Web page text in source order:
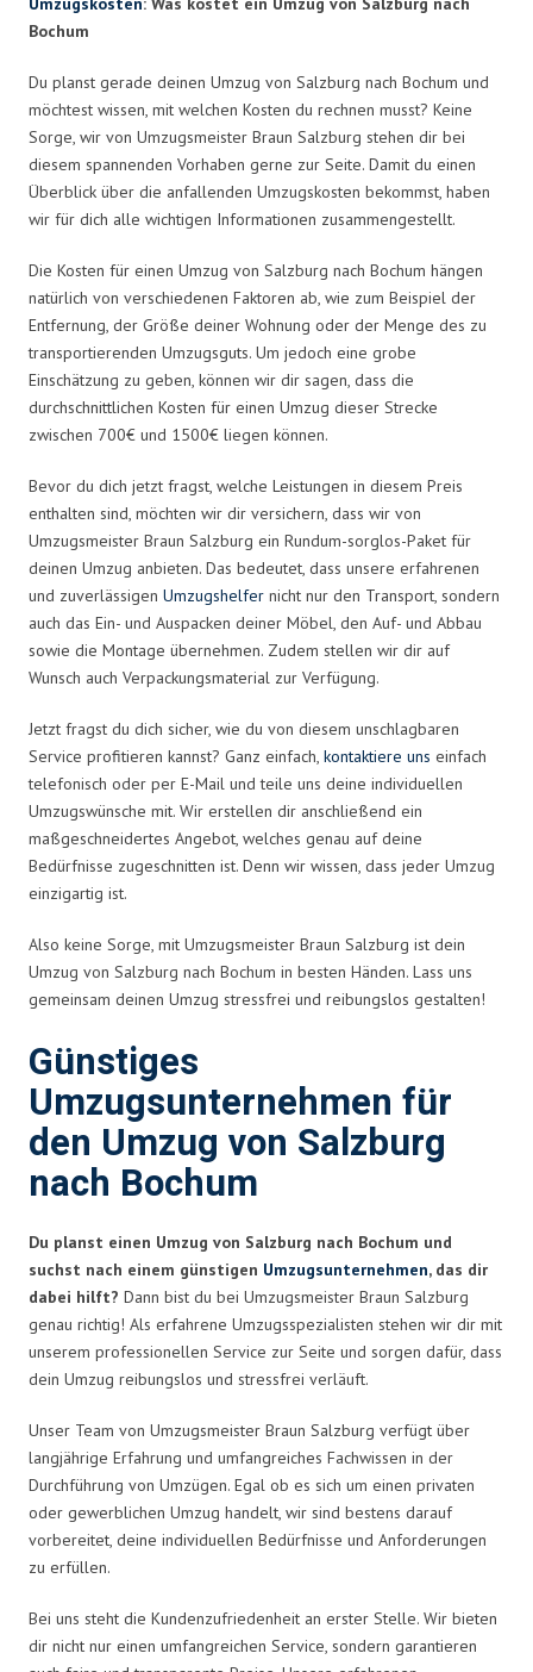
Bochum
Du planst gerade deinen Umzug von Salzburg nach Bochum und
möchtest wissen, mit welchen Kosten du rechnen musst? Keine
Sorge, wir von Umzugsmeister Braun Salzburg stehen dir bei
diesem spannenden Vorhaben gerne zur Seite. Damit du einen
Überblick über die anfallenden Umzugskosten bekommst, haben
wir für dich alle wichtigen Informationen zusammengestellt.
Die Kosten für einen Umzug von Salzburg nach Bochum hängen
natürlich von verschiedenen Faktoren ab, wie zum Beispiel der
Entfernung, der Größe deiner Wohnung oder der Menge des zu
transportierenden Umzugsguts. Um jedoch eine grobe
Einschätzung zu geben, können wir dir sagen, dass die
durchschnittlichen Kosten für einen Umzug dieser Strecke
zwischen 700€ und 1500€ liegen können.
Bevor du dich jetzt fragst, welche Leistungen in diesem Preis
enthalten sind, möchten wir dir versichern, dass wir von
Umzugsmeister Braun Salzburg ein Rundum-sorglos-Paket für
deinen Umzug anbieten. Das bedeutet, dass unsere erfahrenen
und zuverlässigen Umzugshelfer nicht nur den Transport, sondern
auch das Ein- und Auspacken deiner Möbel, den Auf- und Abbau
sowie die Montage übernehmen. Zudem stellen wir dir auf
Wunsch auch Verpackungsmaterial zur Verfügung.
Jetzt fragst du dich sicher, wie du von diesem unschlagbaren
Service profitieren kannst? Ganz einfach, kontaktiere uns einfach
telefonisch oder per E-Mail und teile uns deine individuellen
Umzugswünsche mit. Wir erstellen dir anschließend ein
maßgeschneidertes Angebot, welches genau auf deine
Bedürfnisse zugeschnitten ist. Denn wir wissen, dass jeder Umzug
einzigartig ist.
Also keine Sorge, mit Umzugsmeister Braun Salzburg ist dein
Umzug von Salzburg nach Bochum in besten Händen. Lass uns
gemeinsam deinen Umzug stressfrei und reibungslos gestalten!
Günstiges
Umzugsunternehmen für
den Umzug von Salzburg
nach Bochum
Du planst einen Umzug von Salzburg nach Bochum und
suchst nach einem günstigen Umzugsunternehmen, das dir
dabei hilft? Dann bist du bei Umzugsmeister Braun Salzburg
genau richtig! Als erfahrene Umzugsspezialisten stehen wir dir mit
unserem professionellen Service zur Seite und sorgen dafür, dass
dein Umzug reibungslos und stressfrei verläuft.
Unser Team von Umzugsmeister Braun Salzburg verfügt über
langjährige Erfahrung und umfangreiches Fachwissen in der
Durchführung von Umzügen. Egal ob es sich um einen privaten
oder gewerblichen Umzug handelt, wir sind bestens darauf
vorbereitet, deine individuellen Bedürfnisse und Anforderungen
zu erfüllen.
Bei uns steht die Kundenzufriedenheit an erster Stelle. Wir bieten
dir nicht nur einen umfangreichen Service, sondern garantieren